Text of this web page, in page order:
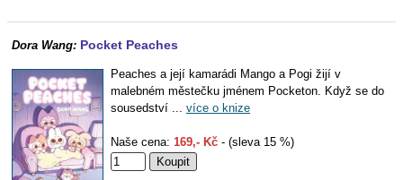
Dora Wang: Pocket Peaches
Peaches a její kamarádi Mango a Pogi žijí v
malebném městečku jménem Pocketon. Když se do
sousedství ... více o knize
Naše cena: 169,- Kč - (sleva 15 %)